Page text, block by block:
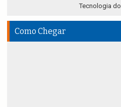
Tecnologia do
Como Chegar